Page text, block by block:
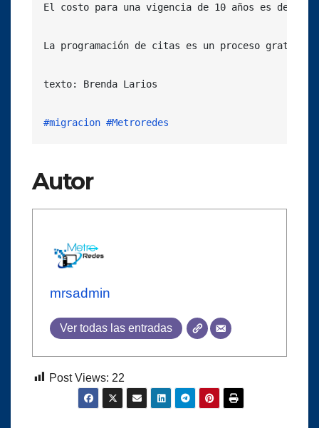
El costo para una vigencia de 10 años es de 85
La programación de citas es un proceso
texto: Brenda Larios
#migracion #Metroredes
Autor
mrsadmin
Ver todas las entradas
Post Views: 22